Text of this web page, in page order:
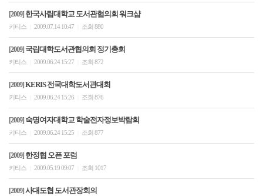
[2009] 한국사립대학교 도서관협의회 워크샵
키티스 2009.07.14 10:47 조회 880
[2009] 국립대학도서관협의회 정기총회
키티스 2009.06.24 15:27 조회 872
[2009] KERIS 전국대학도서관대회
키티스 2009.06.24 15:26 조회 876
[2009] 숙명여자대학교 학술전자정보박람회
키티스 2009.06.24 15:25 조회 877
[2009] 한정협 오픈 포럼
키티스 2009.05.19 09:07 조회 1017
[2009] 사대도협 도서관장회의